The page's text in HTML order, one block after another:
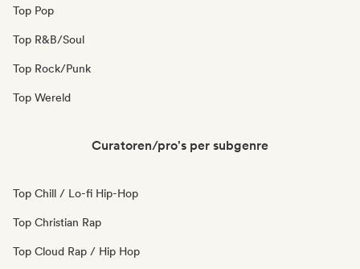
Top Pop
Top R&B/Soul
Top Rock/Punk
Top Wereld
Curatoren/pro's per subgenre
Top Chill / Lo-fi Hip-Hop
Top Christian Rap
Top Cloud Rap / Hip Hop